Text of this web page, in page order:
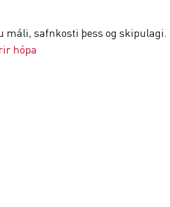
safnkosti þess og skipulagi.
hópa